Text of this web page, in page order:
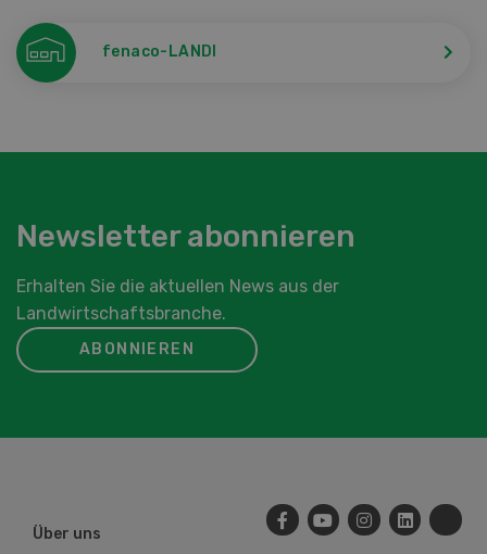
fenaco-LANDI
Newsletter abonnieren
Erhalten Sie die aktuellen News aus der
Landwirtschaftsbranche.
ABONNIEREN
Über uns